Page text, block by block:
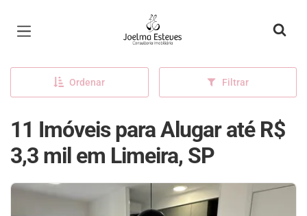
Página inicial
Ordenar Filtrar
11 Imóveis para Alugar até R$
3,3 mil em Limeira, SP